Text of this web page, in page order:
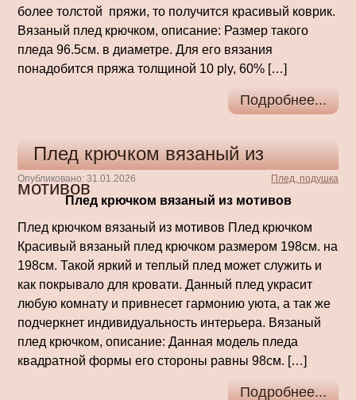
более толстой пряжи, то получится красивый коврик.
Вязаный плед крючком, описание: Размер такого
пледа 96.5см. в диаметре. Для его вязания
понадобится пряжа толщиной 10 ply, 60% […]
Подробнее...
Плед крючком вязаный из
мотивов
Опубликовано: 31.01.2026 Плед, подушка
Плед крючком вязаный из мотивов
Плед крючком вязаный из мотивов Плед крючком
Красивый вязаный плед крючком размером 198см. на
198см. Такой яркий и теплый плед может служить и
как покрывало для кровати. Данный плед украсит
любую комнату и привнесет гармонию уюта, а так же
подчеркнет индивидуальность интерьера. Вязаный
плед крючком, описание: Данная модель пледа
квадратной формы его стороны равны 98см. […]
Подробнее...